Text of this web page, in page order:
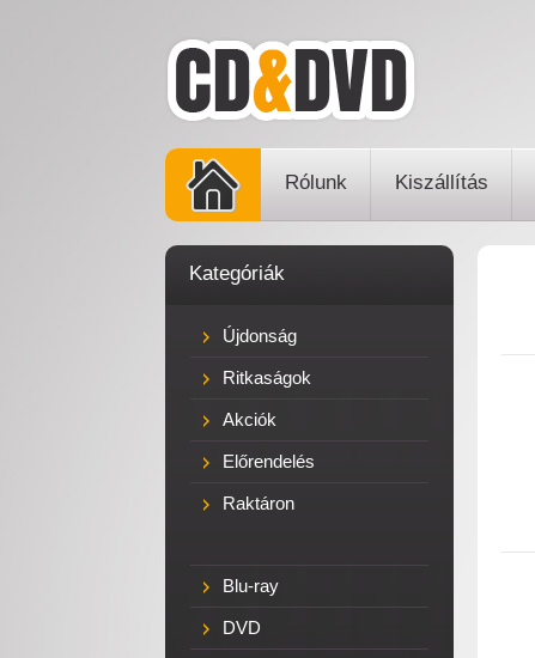
Rólunk Kiszállítás
Kategóriák
Újdonság
Ritkaságok
Akciók
Előrendelés
Raktáron
Blu-ray
DVD